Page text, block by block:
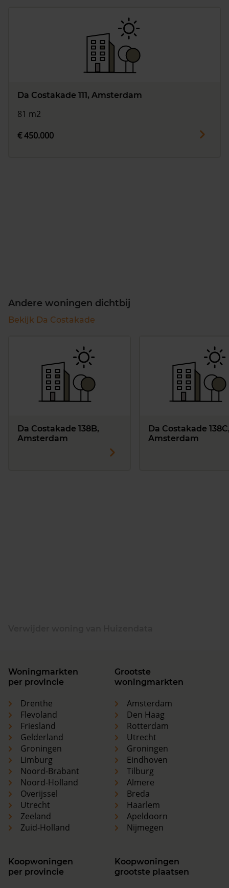
Da Costakade 111, Amsterdam
81 m2
€ 450.000
Andere woningen dichtbij
Bekijk Da Costakade
Da Costakade 138B,
Amsterdam
Da Costakade
Amsterdam
Woningmarkten
per provincie
Drenthe
Flevoland
Friesland
Gelderland
Groningen
Limburg
Noord-Brabant
Noord-Holland
Overijssel
Utrecht
Zeeland
Zuid-Holland
Grootste
woningmarkten
Amsterdam
Den Haag
Rotterdam
Utrecht
Groningen
Eindhoven
Tilburg
Almere
Breda
Haarlem
Apeldoorn
Nijmegen
Koopwoningen
per provincie
Koopwoningen
grootste plaatsen